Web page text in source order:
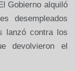
Gobierno alquiló
desempleados
lanzó contra los
devolvieron el